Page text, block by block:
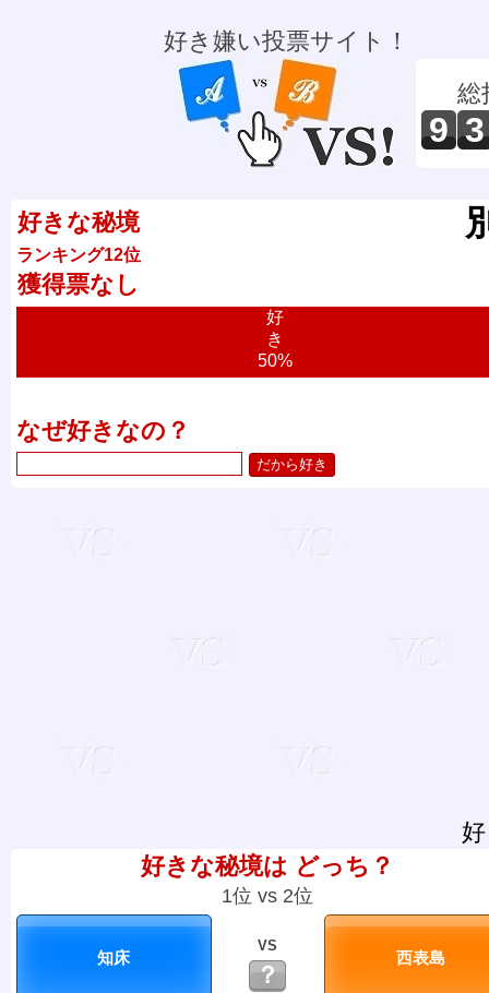
好き嫌い投票サイト！
総
9 3
好きな秘境
ランキング12位
獲得票なし
好
き
50%
なぜ好きなの？
好きな秘境は どっち？
1位 vs 2位
VS
？